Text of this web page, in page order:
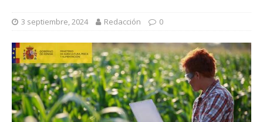
3 septiembre, 2024 Redacción 0